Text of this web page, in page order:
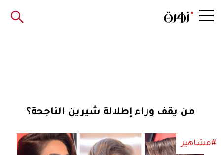
من يقف وراء إطلالة شيرين الناجحة؟
#مشاهير